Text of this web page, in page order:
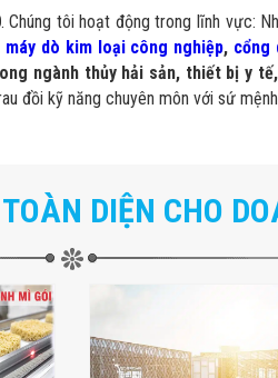
. Chúng tôi hoạt động trong lĩnh vực:
máy dò kim loại công nghiệp, cổng
ngành thủy hải sản, thiết bị y tế,
đồi kỹ năng chuyên môn với sứ
DIỆN CHO